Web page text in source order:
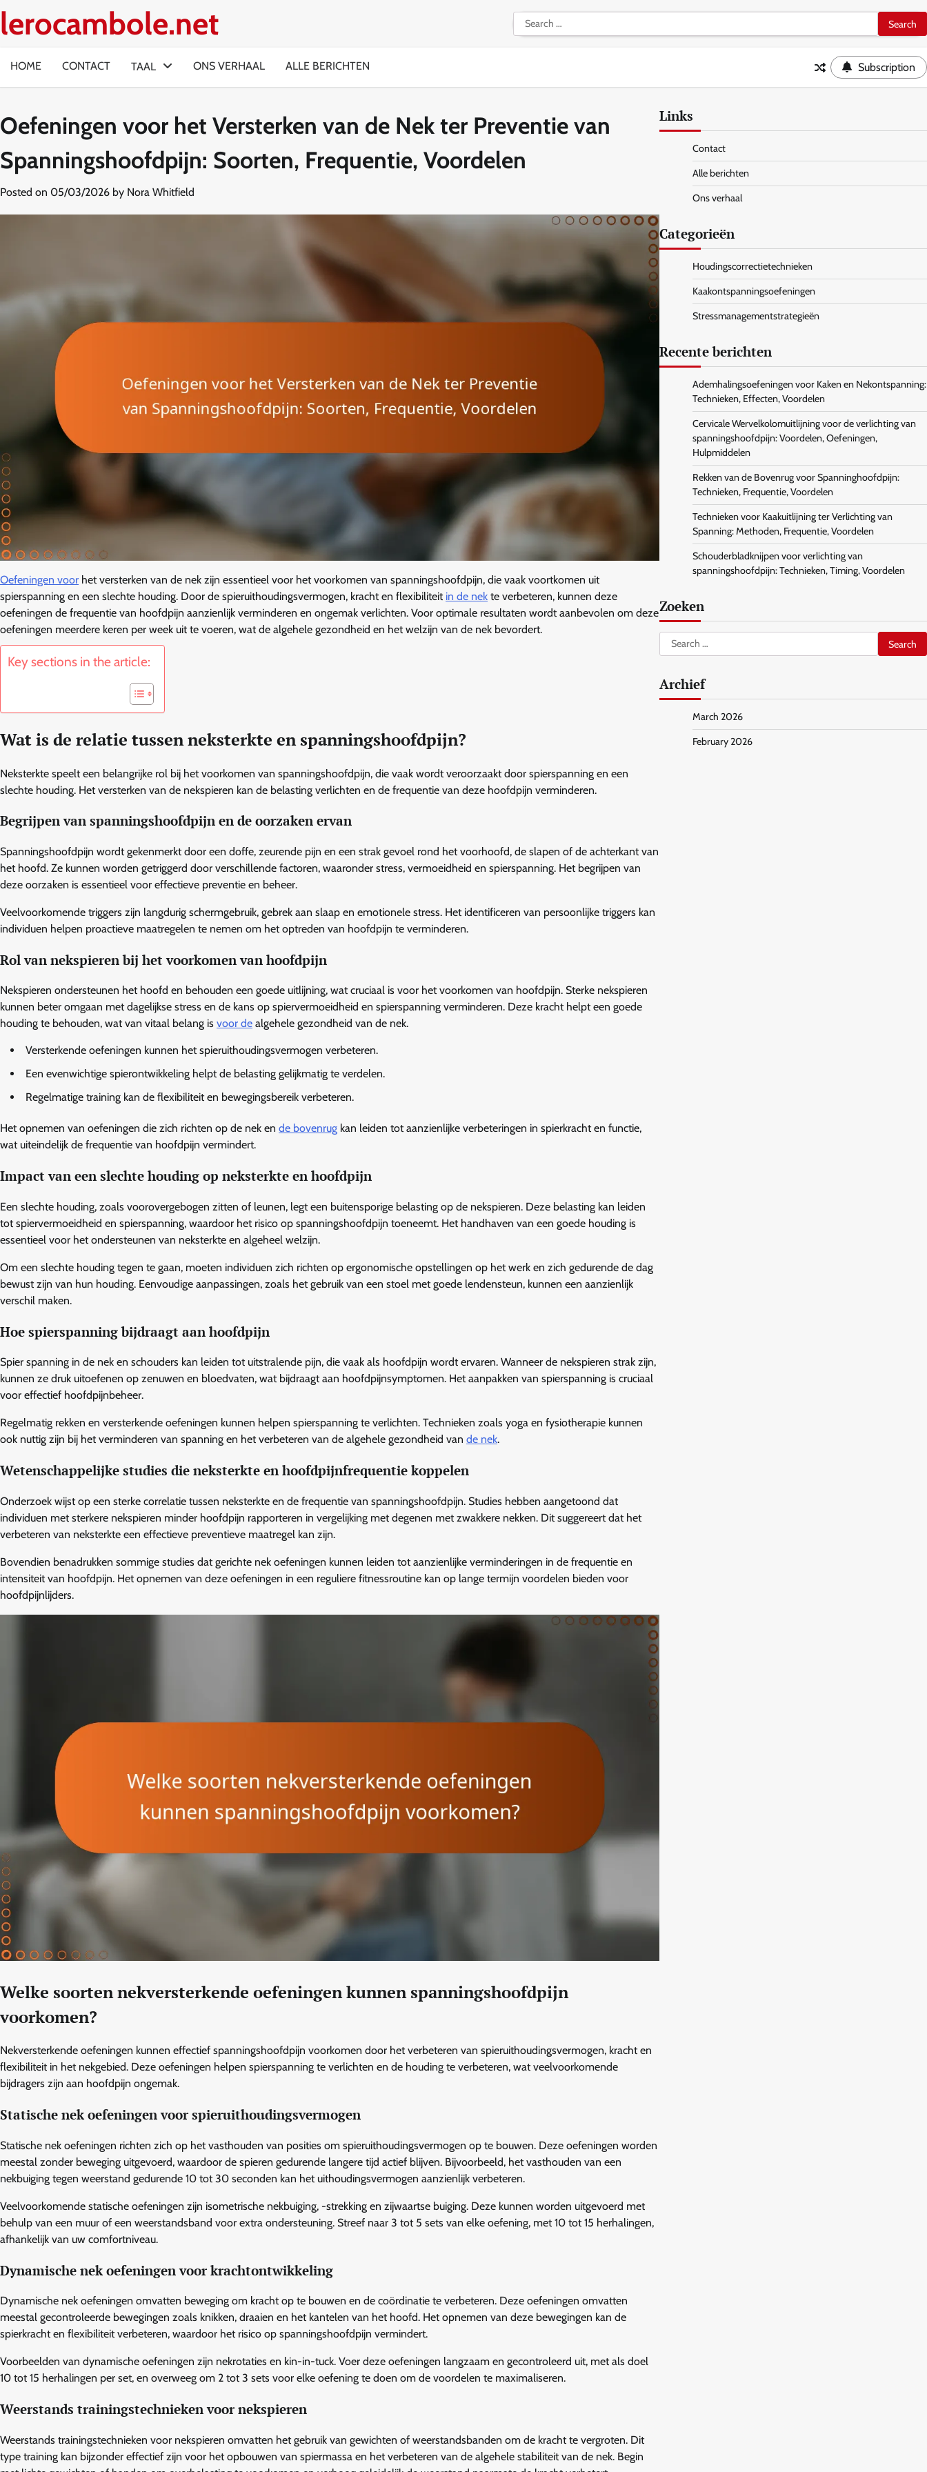
lerocambole.net
Search
for:
HOME CONTACT TAAL ONS VERHAAL ALLE BERICHTEN Subscription
Oefeningen voor het Versterken van de Nek ter Preventie van
Spanningshoofdpijn: Soorten, Frequentie, Voordelen
Posted on 05/03/2026 by Nora Whitfield
Oefeningen voor het versterken van de nek zijn essentieel voor het voorkomen van spanningshoofdpijn, die vaak voortkomen uit
spierspanning en een slechte houding. Door de spieruithoudingsvermogen, kracht en flexibiliteit in de nek te verbeteren, kunnen deze
oefeningen de frequentie van hoofdpijn aanzienlijk verminderen en ongemak verlichten. Voor optimale resultaten wordt aanbevolen om deze
oefeningen meerdere keren per week uit te voeren, wat de algehele gezondheid en het welzijn van de nek bevordert.
Key sections in the article:
Wat is de relatie tussen neksterkte en spanningshoofdpijn?
Neksterkte speelt een belangrijke rol bij het voorkomen van spanningshoofdpijn, die vaak wordt veroorzaakt door spierspanning en een
slechte houding. Het versterken van de nekspieren kan de belasting verlichten en de frequentie van deze hoofdpijn verminderen.
Begrijpen van spanningshoofdpijn en de oorzaken ervan
Spanningshoofdpijn wordt gekenmerkt door een doffe, zeurende pijn en een strak gevoel rond het voorhoofd, de slapen of de achterkant van
het hoofd. Ze kunnen worden getriggerd door verschillende factoren, waaronder stress, vermoeidheid en spierspanning. Het begrijpen van
deze oorzaken is essentieel voor effectieve preventie en beheer.
Veelvoorkomende triggers zijn langdurig schermgebruik, gebrek aan slaap en emotionele stress. Het identificeren van persoonlijke triggers kan
individuen helpen proactieve maatregelen te nemen om het optreden van hoofdpijn te verminderen.
Rol van nekspieren bij het voorkomen van hoofdpijn
Nekspieren ondersteunen het hoofd en behouden een goede uitlijning, wat cruciaal is voor het voorkomen van hoofdpijn. Sterke nekspieren
kunnen beter omgaan met dagelijkse stress en de kans op spiervermoeidheid en spierspanning verminderen. Deze kracht helpt een goede
houding te behouden, wat van vitaal belang is voor de algehele gezondheid van de nek.
Versterkende oefeningen kunnen het spieruithoudingsvermogen verbeteren.
Een evenwichtige spierontwikkeling helpt de belasting gelijkmatig te verdelen.
Regelmatige training kan de flexibiliteit en bewegingsbereik verbeteren.
Het opnemen van oefeningen die zich richten op de nek en de bovenrug kan leiden tot aanzienlijke verbeteringen in spierkracht en functie,
wat uiteindelijk de frequentie van hoofdpijn vermindert.
Impact van een slechte houding op neksterkte en hoofdpijn
Een slechte houding, zoals voorovergebogen zitten of leunen, legt een buitensporige belasting op de nekspieren. Deze belasting kan leiden
tot spiervermoeidheid en spierspanning, waardoor het risico op spanningshoofdpijn toeneemt. Het handhaven van een goede houding is
essentieel voor het ondersteunen van neksterkte en algeheel welzijn.
Om een slechte houding tegen te gaan, moeten individuen zich richten op ergonomische opstellingen op het werk en zich gedurende de dag
bewust zijn van hun houding. Eenvoudige aanpassingen, zoals het gebruik van een stoel met goede lendensteun, kunnen een aanzienlijk
verschil maken.
Hoe spierspanning bijdraagt aan hoofdpijn
Spier spanning in de nek en schouders kan leiden tot uitstralende pijn, die vaak als hoofdpijn wordt ervaren. Wanneer de nekspieren strak zijn,
kunnen ze druk uitoefenen op zenuwen en bloedvaten, wat bijdraagt aan hoofdpijnsymptomen. Het aanpakken van spierspanning is cruciaal
voor effectief hoofdpijnbeheer.
Regelmatig rekken en versterkende oefeningen kunnen helpen spierspanning te verlichten. Technieken zoals yoga en fysiotherapie kunnen
ook nuttig zijn bij het verminderen van spanning en het verbeteren van de algehele gezondheid van de nek.
Wetenschappelijke studies die neksterkte en hoofdpijnfrequentie koppelen
Onderzoek wijst op een sterke correlatie tussen neksterkte en de frequentie van spanningshoofdpijn. Studies hebben aangetoond dat
individuen met sterkere nekspieren minder hoofdpijn rapporteren in vergelijking met degenen met zwakkere nekken. Dit suggereert dat het
verbeteren van neksterkte een effectieve preventieve maatregel kan zijn.
Bovendien benadrukken sommige studies dat gerichte nek oefeningen kunnen leiden tot aanzienlijke verminderingen in de frequentie en
intensiteit van hoofdpijn. Het opnemen van deze oefeningen in een reguliere fitnessroutine kan op lange termijn voordelen bieden voor
hoofdpijnlijders.
Welke soorten nekversterkende oefeningen kunnen spanningshoofdpijn
voorkomen?
Nekversterkende oefeningen kunnen effectief spanningshoofdpijn voorkomen door het verbeteren van spieruithoudingsvermogen, kracht en
flexibiliteit in het nekgebied. Deze oefeningen helpen spierspanning te verlichten en de houding te verbeteren, wat veelvoorkomende
bijdragers zijn aan hoofdpijn ongemak.
Statische nek oefeningen voor spieruithoudingsvermogen
Statische nek oefeningen richten zich op het vasthouden van posities om spieruithoudingsvermogen op te bouwen. Deze oefeningen worden
meestal zonder beweging uitgevoerd, waardoor de spieren gedurende langere tijd actief blijven. Bijvoorbeeld, het vasthouden van een
nekbuiging tegen weerstand gedurende 10 tot 30 seconden kan het uithoudingsvermogen aanzienlijk verbeteren.
Veelvoorkomende statische oefeningen zijn isometrische nekbuiging, -strekking en zijwaartse buiging. Deze kunnen worden uitgevoerd met
behulp van een muur of een weerstandsband voor extra ondersteuning. Streef naar 3 tot 5 sets van elke oefening, met 10 tot 15 herhalingen,
afhankelijk van uw comfortniveau.
Dynamische nek oefeningen voor krachtontwikkeling
Dynamische nek oefeningen omvatten beweging om kracht op te bouwen en de coördinatie te verbeteren. Deze oefeningen omvatten
meestal gecontroleerde bewegingen zoals knikken, draaien en het kantelen van het hoofd. Het opnemen van deze bewegingen kan de
spierkracht en flexibiliteit verbeteren, waardoor het risico op spanningshoofdpijn vermindert.
Voorbeelden van dynamische oefeningen zijn nekrotaties en kin-in-tuck. Voer deze oefeningen langzaam en gecontroleerd uit, met als doel
10 tot 15 herhalingen per set, en overweeg om 2 tot 3 sets voor elke oefening te doen om de voordelen te maximaliseren.
Weerstands trainingstechnieken voor nekspieren
Weerstands trainingstechnieken voor nekspieren omvatten het gebruik van gewichten of weerstandsbanden om de kracht te vergroten. Dit
type training kan bijzonder effectief zijn voor het opbouwen van spiermassa en het verbeteren van de algehele stabiliteit van de nek. Begin
Links
Contact
Alle berichten
Ons verhaal
Categorieën
Houdingscorrectietechnieken
Kaakontspanningsoefeningen
Stressmanagementstrategieën
Recente berichten
Ademhalingsoefeningen voor Kaken en Nekontspanning:
Technieken, Effecten, Voordelen
Cervicale Wervelkolomuitlijning voor de verlichting van
spanningshoofdpijn: Voordelen, Oefeningen,
Hulpmiddelen
Rekken van de Bovenrug voor Spanninghoofdpijn:
Technieken, Frequentie, Voordelen
Technieken voor Kaakuitlijning ter Verlichting van
Spanning: Methoden, Frequentie, Voordelen
Schouderbladknijpen voor verlichting van
spanningshoofdpijn: Technieken, Timing, Voordelen
Zoeken
Search
for:
Archief
March 2026
February 2026